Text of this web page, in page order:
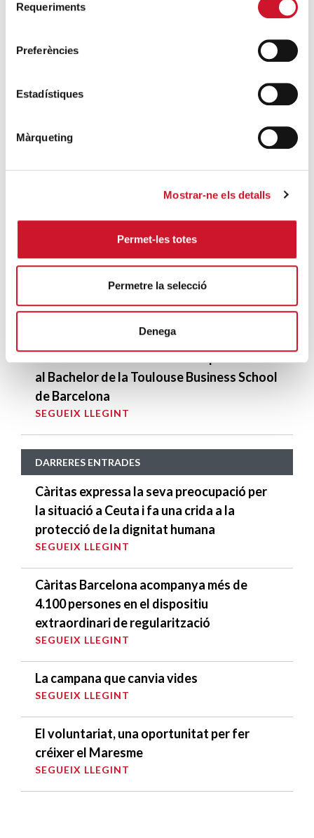
Requeriments
Preferències
Estadístiques
Màrqueting
Mostrar-ne els detalls
Permet-les totes
Permetre la selecció
Denega
4 maneres d’ajudar durant el confinament
SEGUEIX LLEGINT
Coca-Cola, celebrant el Nadal amb el
SEGUEIX LLEGINT
SEGUEIX LLEGINT
Conferència de Salvador Busquets a la
UPF
al Bachelor de la Toulouse Business School
de Barcelona
SEGUEIX LLEGINT
DARRERES ENTRADES
Càritas expressa la seva preocupació per
la situació a Ceuta i fa una crida a la
protecció de la dignitat humana
SEGUEIX LLEGINT
Càritas Barcelona acompanya més de
4.100 persones en el dispositiu
extraordinari de regularització
SEGUEIX LLEGINT
La campana que canvia vides
SEGUEIX LLEGINT
El voluntariat, una oportunitat per fer
créixer el Maresme
SEGUEIX LLEGINT